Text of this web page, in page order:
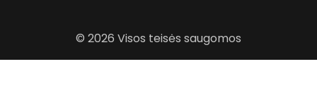
© 2026 Visos teisės saugomos